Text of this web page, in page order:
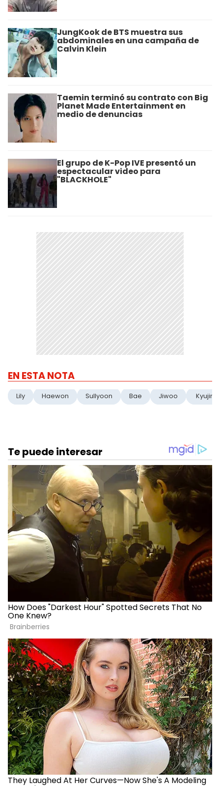
JungKook de BTS muestra sus
abdominales en una campaña de
Calvin Klein
Taemin terminó su contrato con Big
Planet Made Entertainment en
medio de denuncias
El grupo de K-Pop IVE presentó un
espectacular video para
"BLACKHOLE"
EN ESTA NOTA
Lily Haewon Sullyoon Bae Jiwoo Kyujin